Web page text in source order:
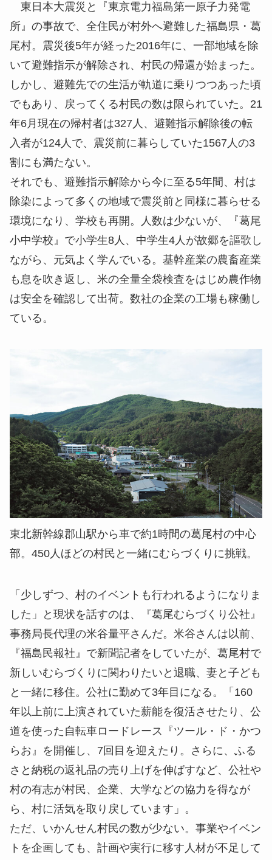
東日本大震災と『東京電力福島第一原子力発電
所』の事故で、全住民が村外へ避難した福島県・葛
尾村。震災後5年が経った2016年に、一部地域を除
いて避難指示が解除され、村民の帰還が始まった。
しかし、避難先での生活が軌道に乗りつつあった頃
でもあり、戻ってくる村民の数は限られていた。21
年6月現在の帰村者は327人、避難指示解除後の転
入者が124人で、震災前に暮らしていた1567人の3
割にも満たない。
それでも、避難指示解除から今に至る5年間、村は
除染によって多くの地域で震災前と同様に暮らせる
環境になり、学校も再開。人数は少ないが、『葛尾
小中学校』で小学生8人、中学生4人が故郷を謳歌し
ながら、元気よく学んでいる。基幹産業の農畜産業
も息を吹き返し、米の全量全袋検査をはじめ農作物
は安全を確認して出荷。数社の企業の工場も稼働し
ている。
東北新幹線郡山駅から車で約1時間の葛尾村の中心
部。450人ほどの村民と一緒にむらづくりに挑戦。
「少しずつ、村のイベントも行われるようになりま
した」と現状を話すのは、『葛尾むらづくり公社』
事務局長代理の米谷量平さんだ。米谷さんは以前、
『福島民報社』で新聞記者をしていたが、葛尾村で
新しいむらづくりに関わりたいと退職、妻と子ども
と一緒に移住。公社に勤めて3年目になる。「160
年以上前に上演されていた薪能を復活させたり、公
道を使った自転車ロードレース『ツール・ド・かつ
らお』を開催し、7回目を迎えたり。さらに、ふる
さと納税の返礼品の売り上げを伸ばすなど、公社や
村の有志が村民、企業、大学などの協力を得なが
ら、村に活気を取り戻しています」。
ただ、いかんせん村民の数が少ない。事業やイベン
トを企画しても、計画や実行に移す人材が不足して